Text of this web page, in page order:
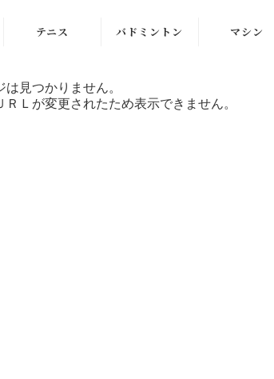
テニス
シューズ
バドミントン
シューズ
マシン
ボールマシン
は見つかりません。
ＲＬが変更されたため表示できません。